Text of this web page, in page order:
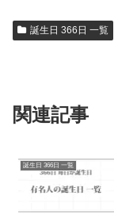
誕生日 366日 一覧
関連記事
誕生日 366日 一覧